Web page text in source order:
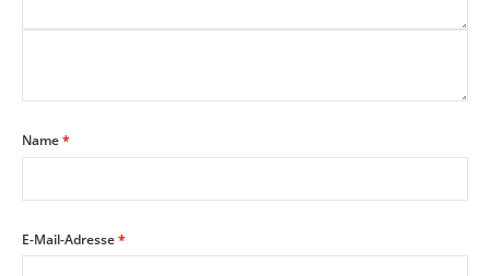
Name*
E-Mail-Adresse*